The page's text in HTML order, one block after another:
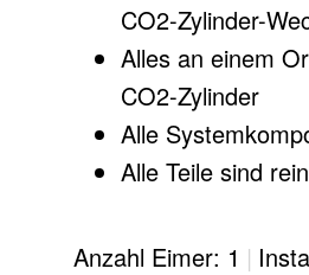
CO2-Zylinder-
Alles an einem
CO2-Zylinder​
Alle
Alle Teile sind
Anzahl Eimer: 1 |